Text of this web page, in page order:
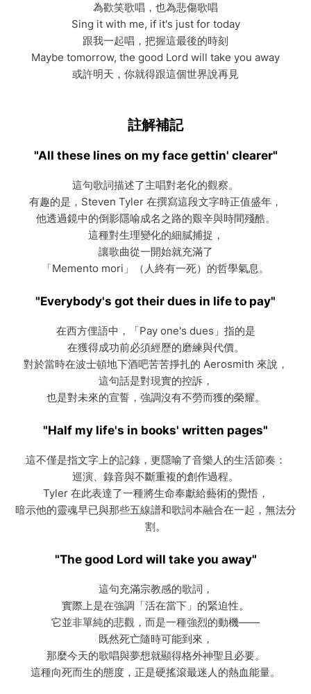
為歡笑歌唱，也為悲傷歌唱
Sing it with me, if it's just for today
跟我一起唱，把握這最後的時刻
Maybe tomorrow, the good Lord will take you away
或許明天，你就得跟這個世界說再見
註解補記
"All these lines on my face gettin' clearer"
這句歌詞描述了主唱對老化的觀察。
有趣的是，Steven Tyler 在撰寫這段文字時正值盛年，
他透過鏡中的倒影隱喻成名之路的艱辛與時間殘酷。
這種對生理變化的細膩捕捉，
讓歌曲從一開始就充滿了
「Memento mori」（人終有一死）的哲學氣息。
"Everybody's got their dues in life to pay"
在西方俚語中，「Pay one's dues」指的是
在獲得成功前必須經歷的磨練與代價。
對於當時在波士頓地下酒吧苦苦掙扎的 Aerosmith 來說，
這句話是對現實的控訴，
也是對未來的宣誓，強調沒有不勞而獲的榮耀。
"Half my life's in books' written pages"
這不僅是指文字上的記錄，更隱喻了音樂人的生活節奏：
巡演、錄音與不斷重複的創作過程。
Tyler 在此表達了一種將生命奉獻給藝術的覺悟，
暗示他的靈魂早已與那些五線譜和歌詞本融合在一起，無法分
割。
"The good Lord will take you away"
這句充滿宗教感的歌詞，
實際上是在強調「活在當下」的緊迫性。
它並非單純的悲觀，而是一種強烈的動機——
既然死亡隨時可能到來，
那麼今天的歌唱與夢想就顯得格外神聖且必要。
這種向死而生的態度，正是硬搖滾最迷人的熱血能量。